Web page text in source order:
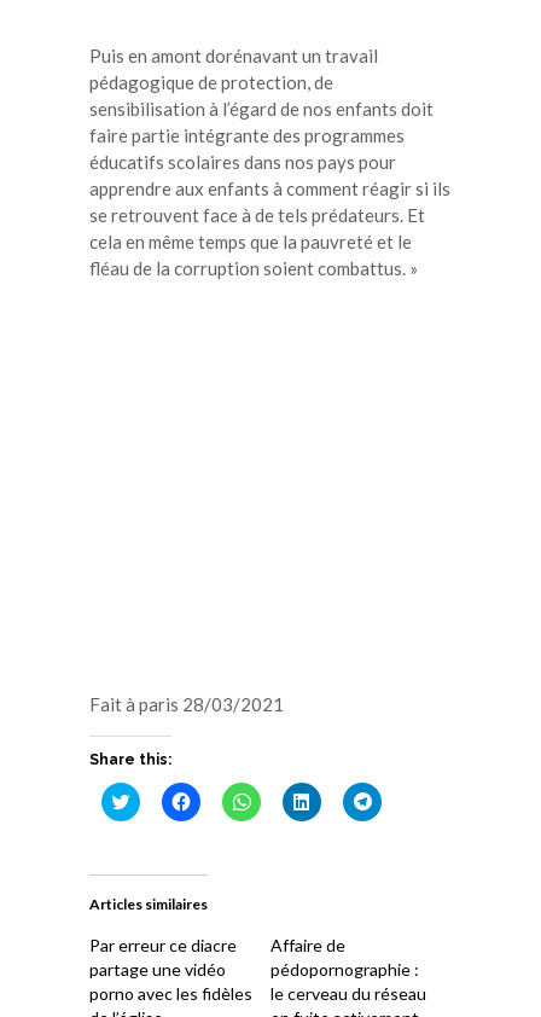
Puis en amont dorénavant un travail
pédagogique de protection, de
sensibilisation à l’égard de nos enfants doit
faire partie intégrante des programmes
éducatifs scolaires dans nos pays pour
apprendre aux enfants à comment réagir si ils
se retrouvent face à de tels prédateurs. Et
cela en même temps que la pauvreté et le
fléau de la corruption soient combattus. »
Fait à paris 28/03/2021
Share this:
Cliquez
pour
dans
nouvelle
Cliquez
pour
dans
nouvelle
Cliquez
pour
Cliquez
pour
Cliquez
pour
Articles similaires
Par erreur ce diacre
partage une vidéo
porno avec les fidèles
Affaire de
pédopornographie :
le cerveau du réseau